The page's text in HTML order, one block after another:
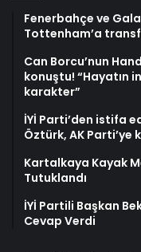
Fenerbahçe ve
Tottenham’a
Can Borcu’nun
konuştu! “Hayatın
karakter”
İYİ Parti’den istifa
Öztürk, AK Parti’ye
Kartalkaya Kayak
Tutuklandı
İYİ Partili Başkan
Cevap Verdi